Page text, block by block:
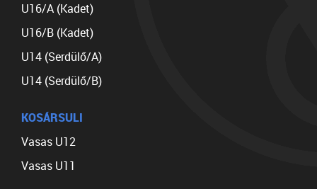
U16/A (Kadet)
U16/B (Kadet)
U14 (Serdülő/A)
U14 (Serdülő/B)
KOSÁRSULI
Vasas U12
Vasas U11